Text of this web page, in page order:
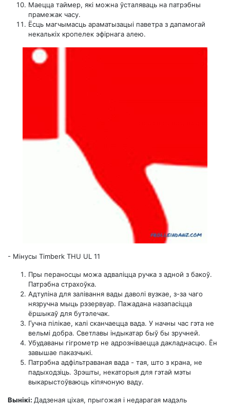
Маецца таймер, які можна ўсталяваць на патрэбны
прамежак часу.
Ёсць магчымасць араматызацыі паветра з дапамогай
некалькіх кропелек эфірнага алею.
- Мінусы Timberk THU UL 11
Пры пераносцы можа адваліцца ручка з адной з бакоў.
Патрэбна страхоўка.
Адтуліна для залівання вады даволі вузкае, з-за чаго
нязручна мыць рэзервуар. Пажадана назапасіцца
ёршыкаў для бутэлечак.
Гучна пілікае, калі сканчаецца вада. У начны час гэта не
вельмі добра. Светлавы індыкатар быў бы зручней.
Убудаваны гігрометр не адрозніваецца дакладнасцю. Ён
завышае паказчыкі.
Патрэбна адфільтраваная вада - тая, што з крана, не
падыходзіць. Зрэшты, некаторыя для гэтай мэты
выкарыстоўваюць кіпячоную ваду.
Вынікі: Дадзеная ціхая, прыгожая і недарагая мадэль